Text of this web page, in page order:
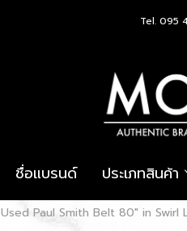
Tel. 095
ชื่อแบรนด์ ประเภทสินค้า
Used Paul Smith Belt 80" in Swirl